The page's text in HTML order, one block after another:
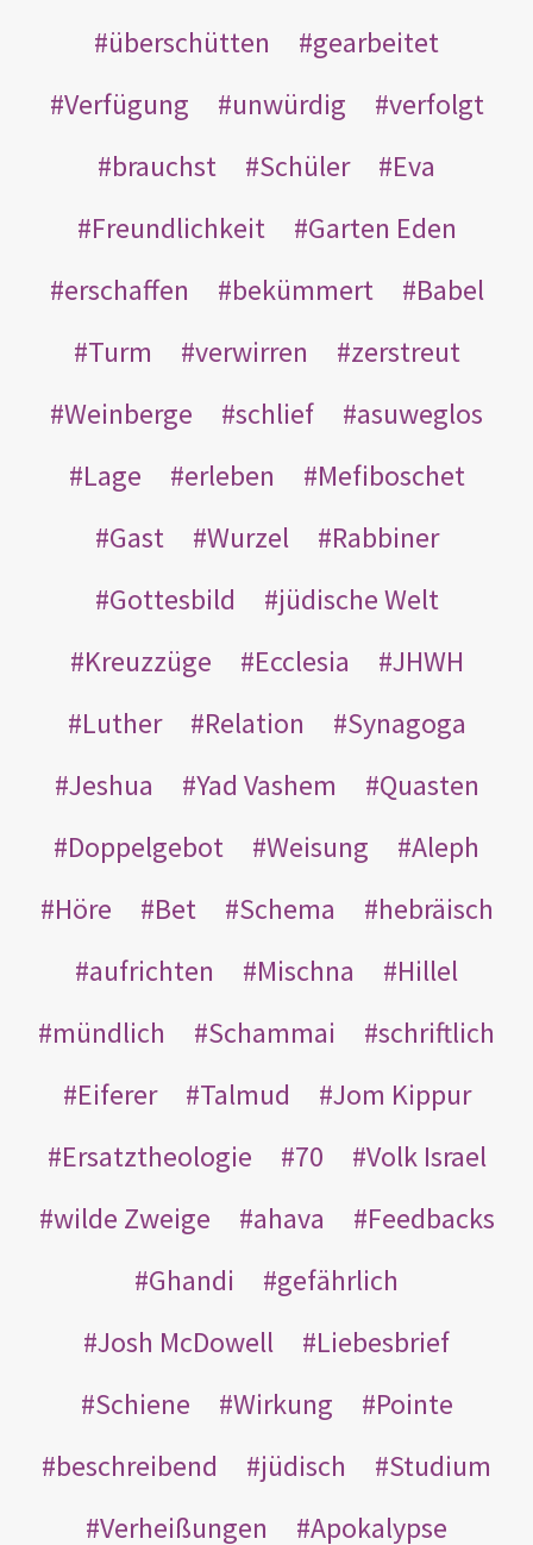
überschütten
gearbeitet
Verfügung
unwürdig
verfolgt
brauchst
Schüler
Eva
Freundlichkeit
Garten Eden
erschaffen
bekümmert
Babel
Turm
verwirren
zerstreut
Weinberge
schlief
asuweglos
Lage
erleben
Mefiboschet
Gast
Wurzel
Rabbiner
Gottesbild
jüdische Welt
Kreuzzüge
Ecclesia
JHWH
Luther
Relation
Synagoga
Jeshua
Yad Vashem
Quasten
Doppelgebot
Weisung
Aleph
Höre
Bet Schema
hebräisch
aufrichten
Mischna
Hillel
mündlich
Schammai
schriftlich
Eiferer
Talmud
Jom Kippur
Ersatztheologie
70
Volk Israel
wilde Zweige
ahava
Feedbacks
Ghandi
gefährlich
Josh McDowell
Liebesbrief
Schiene
Wirkung
Pointe
beschreibend
jüdisch
Studium
Verheißungen
Apokalypse